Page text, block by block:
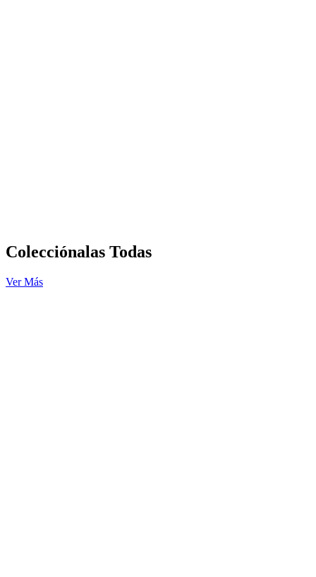
Colecciónalas Todas
Ver Más